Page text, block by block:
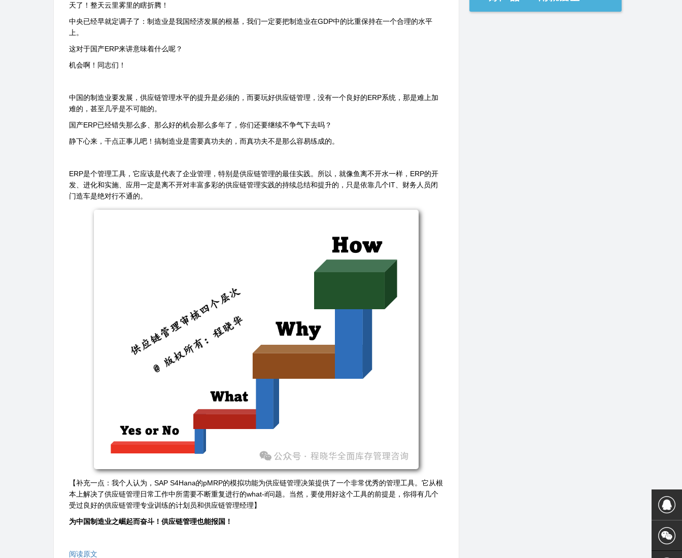
天了！整天云里雾里的瞎折腾！
中央已经早就定调子了：制造业是我国经济发展的根基，我们一定要把制造业在GDP中的比重保持在一个合理的水平
上。
这对于国产ERP来讲意味着什么呢？
机会啊！同志们！
中国的制造业要发展，供应链管理水平的提升是必须的，而要玩好供应链管理，没有一个良好的ERP系统 ，那是难上加
难的，甚至几乎是不可能的。
国产ERP已经错失那么多、那么好的机会那么多年了，你们还要继续不争气下去吗？
静下心来，干点正事儿吧！搞制造业是需要真功夫的，而真功夫不是那么容易练成的。
ERP是个管理工具，它应该是代表了企业管理，特别是供应链管理的最佳实践。所以，就像鱼离不开水一样， ERP的开
发、进化和实施、应用一定是离不开对丰富多彩的供应链管理实践的持续总结和提升的，只是依靠几个IT 、财务人员闭
门造车是绝对行不通的。
【补充一点：我个人认为， SAP S4Hana的pMRP的模拟功能为供应链管理决策提供了一个非常优秀的管理工具。它从根
本上解决了供应链管理日常工作中所需要不断重复进行的what-if问题。当然，要使用好这个工具的前提是，你得有几个
受过良好的供应链管理专业训练的计划员和供应链管理经理】
为中国制造业之崛起而奋斗！供应链管理也能报国！
阅读原文